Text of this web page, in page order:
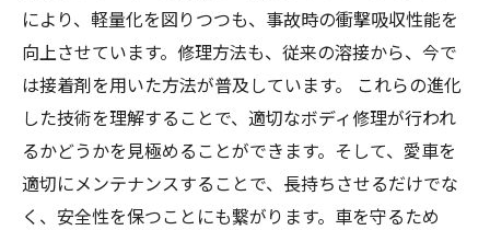
により、軽量化を図りつつも、事故時の衝撃吸収性能を
向上させています。修理方法も、従来の溶接から、今で
は接着剤を用いた方法が普及しています。 これらの進化
した技術を理解することで、適切なボディ修理が行われ
るかどうかを見極めることができます。そして、愛車を
適切にメンテナンスすることで、長持ちさせるだけでな
く、安全性を保つことにも繋がります。車を守るため